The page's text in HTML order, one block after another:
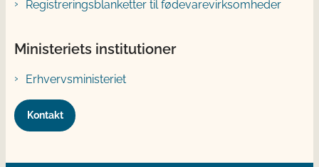
Registreringsblanketter til fødevarevirksomheder
Ministeriets institutioner
Erhvervsministeriet
Kontakt